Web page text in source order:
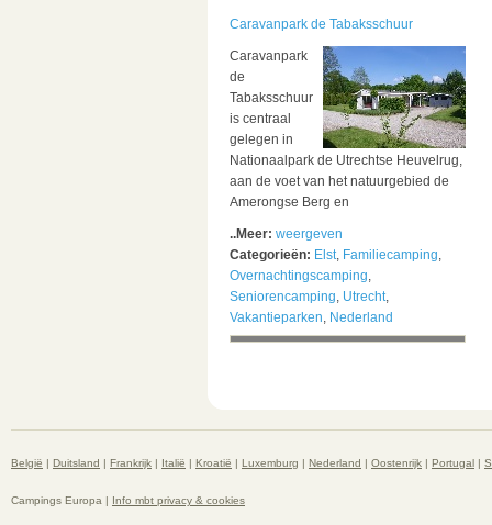
Caravanpark de Tabaksschuur
Caravanpark
de
Tabaksschuur
is centraal
gelegen in
Nationaalpark de Utrechtse Heuvelrug,
aan de voet van het natuurgebied de
Amerongse Berg en
..Meer: weergeven
Categorieën: Elst, Familiecamping,
Overnachtingscamping,
Seniorencamping, Utrecht,
Vakantieparken, Nederland
België | Duitsland | Frankrijk | Italië | Kroatië | Luxemburg | Nederland | Oostenrijk | Portugal |
Campings Europa | Info mbt privacy & cookies